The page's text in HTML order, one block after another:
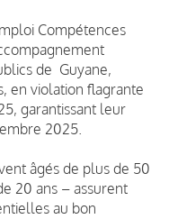
Compétences
de Guyane,
en violation flagrante
garantissant leur
2025.
âgés de plus de 50
20 ans – assurent
au bon